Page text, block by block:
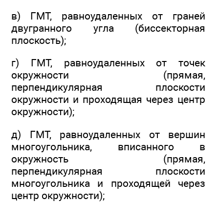
в) ГМТ, равноудаленных от граней
двугранного угла (биссекторная
плоскость);
г) ГМТ, равноудаленных от точек
окружности (прямая,
перпендикулярная плоскости
окружности и проходящая через центр
окружности);
д) ГМТ, равноудаленных от вершин
многоугольника, вписанного в
окружность (прямая,
перпендикулярная плоскости
многоугольника и проходящей через
центр окружности);